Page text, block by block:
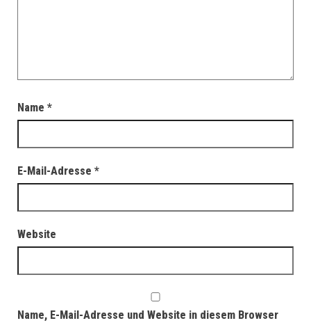
Name *
E-Mail-Adresse *
Website
Name, E-Mail-Adresse und Website in diesem Browser